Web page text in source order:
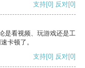
支持[0] 反对[0]
是看视频、玩游戏还是工
卡顿了。
支持[0] 反对[0]